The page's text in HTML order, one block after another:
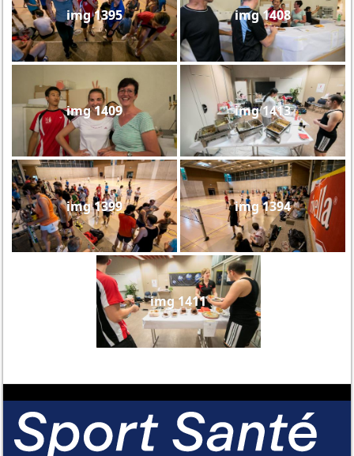
img 1395 img 1408
img 1409 img 1413
img 1399 img 1394
img 1411